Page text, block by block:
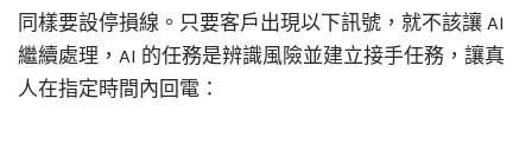
同樣要設停損線。只要客戶出現以下訊號，就不該讓 AI
繼續處理，AI 的任務是辨識風險並建立接手任務，讓真
人在指定時間內回電：